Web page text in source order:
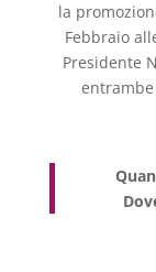
la
Febbraio
Presidente